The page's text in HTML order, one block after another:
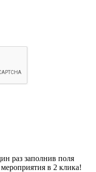
раз заполнив поля
в 2 клика!